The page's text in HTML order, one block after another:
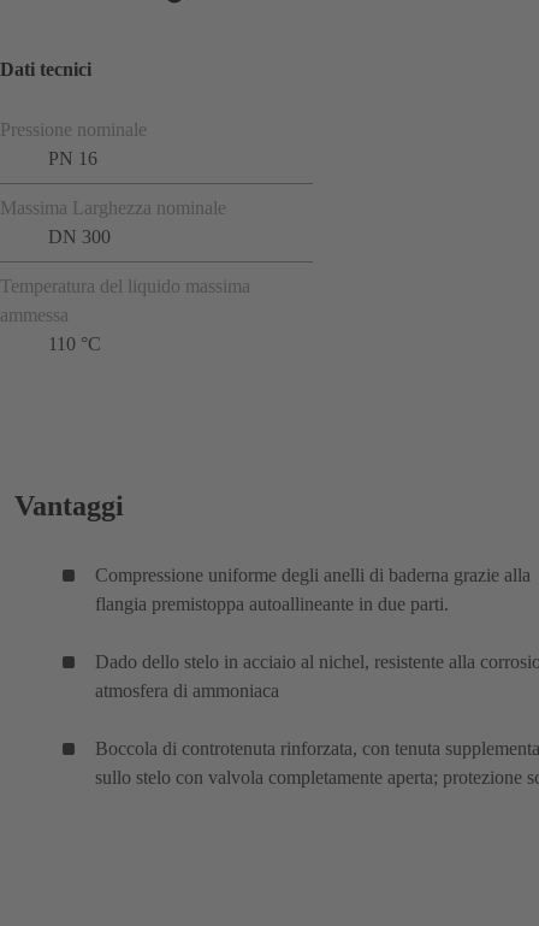
Dati tecnici
Pressione nominale
PN 16
Massima Larghezza nominale
DN 300
Temperatura del liquido massima
ammessa
110 °C
Vantaggi
Compressione uniforme degli anelli di baderna grazie alla
flangia premistoppa autoallineante in due parti.
Dado dello stelo in acciaio al nichel, resistente alla
atmosfera di ammoniaca
Boccola di controtenuta rinforzata, con tenuta
sullo stelo con valvola completamente aperta; protezione